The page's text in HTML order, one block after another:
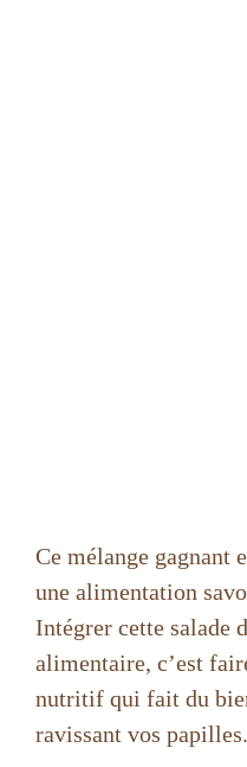
Ce mélange gagnant
une alimentation
Intégrer cette salade
alimentaire, c’est
nutritif qui fait du
ravissant vos papilles.